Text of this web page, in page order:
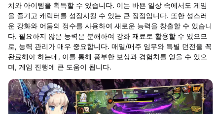
치와 아이템을 획득할 수 있습니다. 이는 바쁜 일상 속에서도 게임
을 즐기고 캐릭터를 성장시킬 수 있는 큰 장점입니다. 또한 성스러
운 강화와 어둠의 정수를 사용하여 새로운 능력을 창출할 수 있습니
다. 필요하지 않은 능력은 분해하여 강화 재료로 활용할 수 있으므
로, 능력 관리가 매우 중요합니다. 매일/매주 임무와 특별 던전을 꼭
완료해야 하는데, 이를 통해 풍부한 보상과 경험치를 얻을 수 있으
며, 게임 진행에 큰 도움이 됩니다.